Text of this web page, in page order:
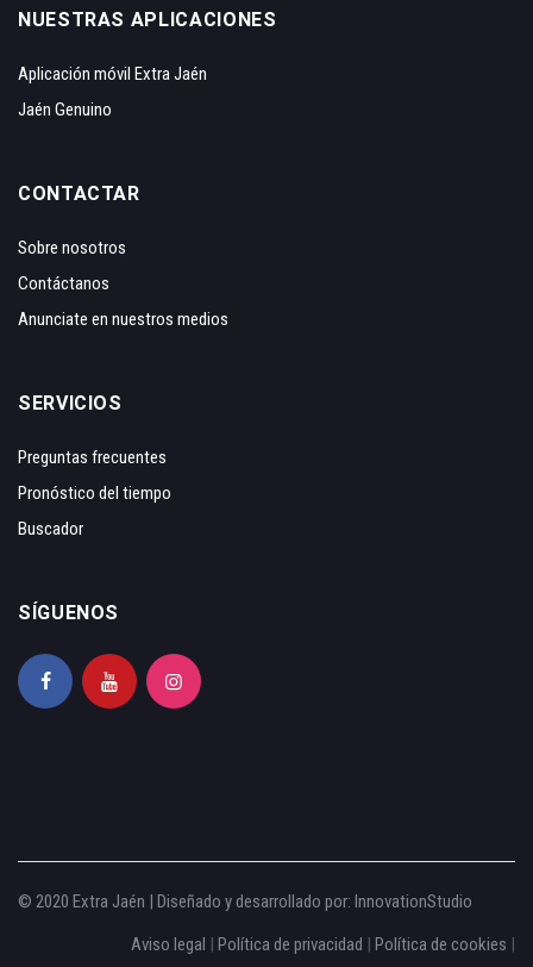
NUESTRAS APLICACIONES
Aplicación móvil Extra Jaén
Jaén Genuino
CONTACTAR
Sobre nosotros
Contáctanos
Anunciate en nuestros medios
SERVICIOS
Preguntas frecuentes
Pronóstico del tiempo
Buscador
SÍGUENOS
© 2020 Extra Jaén | Diseñado y desarrollado por: InnovationStudio
Aviso legal | Política de privacidad | Política de cookies |